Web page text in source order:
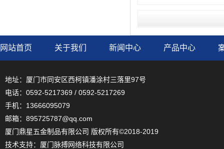
网站首页 关于我们 新闻中心 产品中心
地址：厦门市同安区西柯镇潘涂村三落里97号
电话：0592-5217369 / 0592-5217269
手机：13666095079
邮箱：895725787@qq.com
厦门鼎星五金制品有限公司 版权所有©2018-2019
技术支持： 厦门脉搏网络科技有限公司